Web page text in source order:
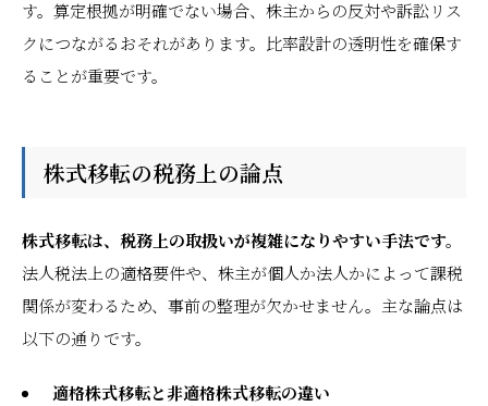
す。算定根拠が明確でない場合、株主からの反対や訴訟リス
クにつながるおそれがあります。比率設計の透明性を確保す
ることが重要です。
株式移転の税務上の論点
株式移転は、税務上の取扱いが複雑になりやすい手法です。
法人税法上の適格要件や、株主が個人か法人かによって課税
関係が変わるため、事前の整理が欠かせません。主な論点は
以下の通りです。
適格株式移転と非適格株式移転の違い